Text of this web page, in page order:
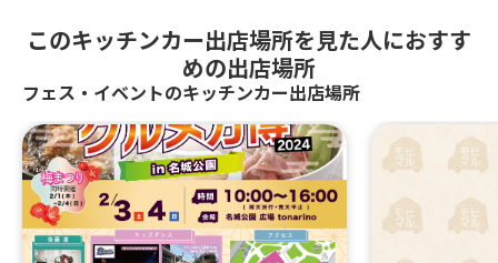
このキッチンカー出店場所を見た人におすす
めの出店場所
フェス・イベントのキッチンカー出店場所